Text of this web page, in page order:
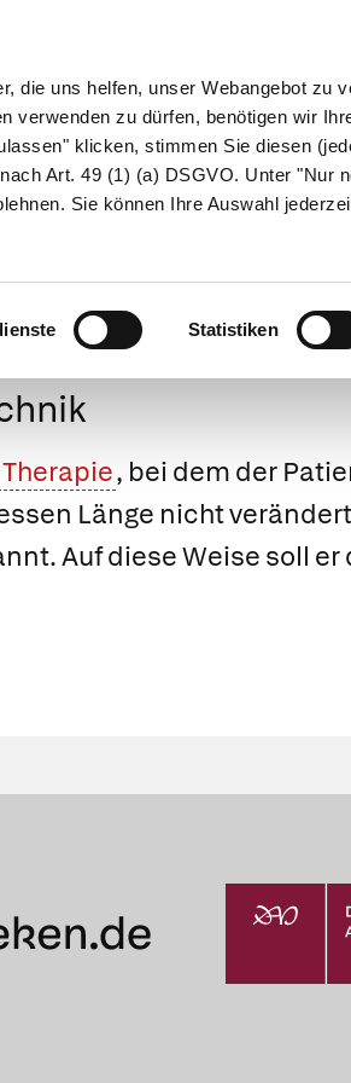
die uns helfen, unser Webangebot zu
verwenden zu dürfen, benötigen wir
klicken, stimmen Sie diesen
Art. 49 (1) (a) DSGVO. Unter "Nur
Sie können Ihre Auswahl
Statistiken
Naturheilkunde Eltern & Kind
, bei dem der
Länge nicht
Auf diese Weise soll